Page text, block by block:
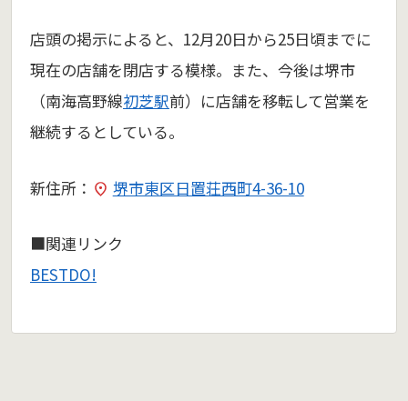
店頭の掲示によると、12月20日から25日頃までに
現在の店舗を閉店する模様。また、今後は堺市
（南海高野線初芝駅前）に店舗を移転して営業を
継続するとしている。
新住所： 堺市東区日置荘西町4-36-10
■関連リンク
BESTDO!